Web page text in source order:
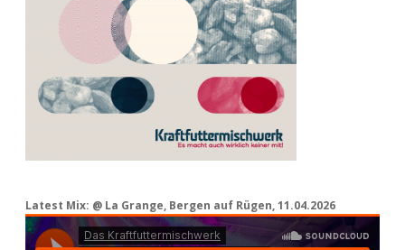
Latest Mix: @ La Grange, Bergen auf Rügen, 11.04.2026